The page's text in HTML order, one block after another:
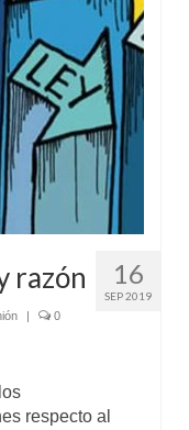
16
SEP 2019
razón
| 0
respecto al